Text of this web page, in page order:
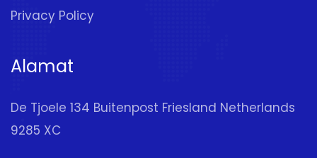
Privacy Policy
Alamat
De Tjoele 134 Buitenpost Friesland Netherlands
9285 XC